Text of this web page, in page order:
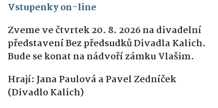
Vstupenky on-line
Zveme ve čtvrtek 20. 8. 2026 na divadelní
představení Bez předsudků Divadla Kalich.
Bude se konat na nádvoří zámku Vlašim.
Hrají: Jana Paulová a Pavel Zedníček
(Divadlo Kalich)